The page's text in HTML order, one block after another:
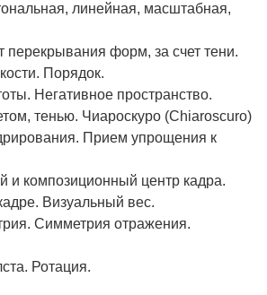
линейная, масштабная,
перекрывания форм, за счет тени.
Порядок.
Негативное пространство.
тенью. Чиароскуро (Chiaroscuro)
Прием упрощения к
и композиционный центр кадра.
Визуальный вес.
Симметрия отражения.
Ротация.